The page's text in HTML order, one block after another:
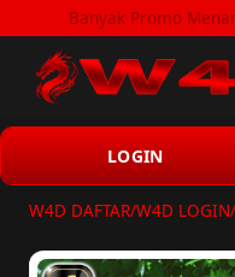
Banyak Promo
LOGIN
W4D DAFTAR/W4D LOGIN/